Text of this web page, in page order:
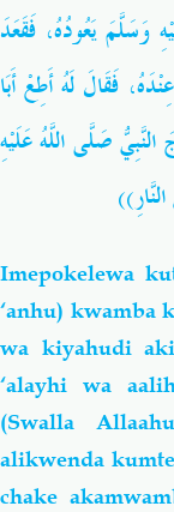
وَسَلَّمَ يَعُودُهُ، فَقَعَدَ
فَقَالَ لَهُ أَطِعْ أَبَا
صَلَّى اللَّهُ عَلَيْهِ
Imepokelewa
‘anhu) kwamba
wa kiyahudi
‘alayhi wa
(Swalla
alikwenda
chake